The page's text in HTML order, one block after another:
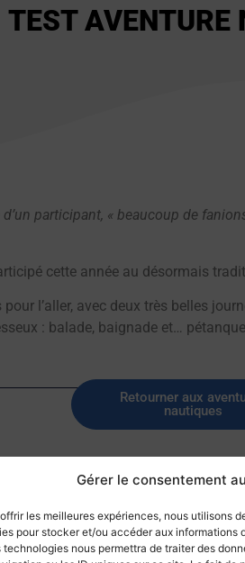
Gérer le consentement
les meilleures expériences, nous utilisons
pour stocker et/ou accéder aux informations
technologies nous permettra de traiter des
TEST AVENTURE
participant, « beaucoup de
cette année au désormais
l’aller, avec deux très belles
: balade, baignade et…
Retourner aux
nautiques